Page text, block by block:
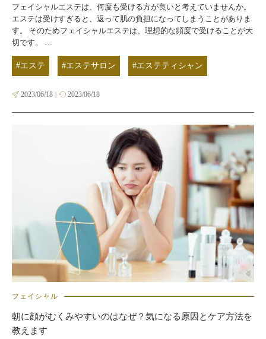
フェイシャルエステは、何度も受ける方が良いと考えていませんか。
エステは受けすぎると、返って肌の負担になってしまうことがありま
す。 そのためフェイシャルエステは、理想的な頻度で受けることが大
切です。 …
#エステ #エステサロン #エステティシャン
2023/06/18 | 2023/06/18
フェイシャル
朝に顔がむくみやすいのはなぜ？気になる原因とケア方法を
教えます